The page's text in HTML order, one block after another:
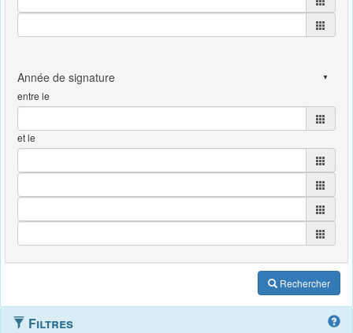
entre le
et le
Rechercher
Filtres